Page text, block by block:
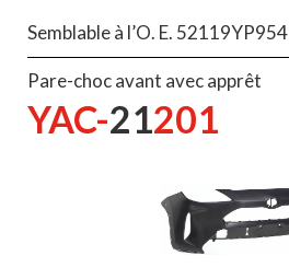
Semblable à l’O. E. 52119YP954
Pare-choc avant avec apprêt
YAC-21201